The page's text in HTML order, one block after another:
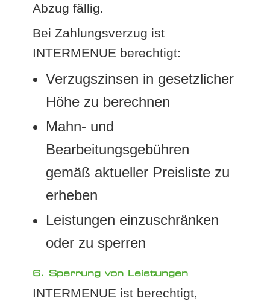
Abzug fällig.
Bei Zahlungsverzug ist
INTERMENUE berechtigt:
Verzugszinsen in gesetzlicher
Höhe zu berechnen
Mahn- und
Bearbeitungsgebühren
gemäß aktueller Preisliste zu
erheben
Leistungen einzuschränken
oder zu sperren
6. Sperrung von Leistungen
INTERMENUE ist berechtigt,